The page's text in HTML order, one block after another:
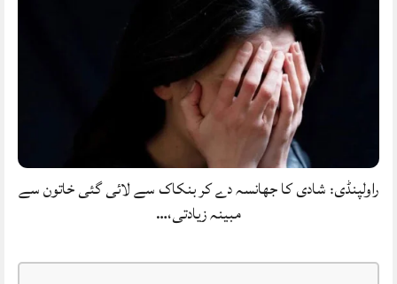
راولپنڈی: شادی کا جھانسہ دے کر بنکاک سے لائی گئی خاتون سے
مبینہ زیادتی،…